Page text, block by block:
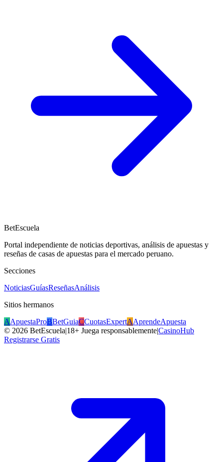
BetEscuela
Portal independiente de noticias deportivas, análisis de apuestas y
reseñas de casas de apuestas para el mercado peruano.
Secciones
NoticiasGuíasReseñasAnálisis
Sitios hermanos
AApuestaProBBetGuiaCCuotasExpertAAprendeApuesta
© 2026 BetEscuela|18+ Juega responsablemente|CasinoHub
Registrarse Gratis